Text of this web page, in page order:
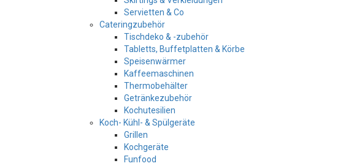
Servietten & Co
Cateringzubehör
Tischdeko & -zubehör
Tabletts, Buffetplatten & Körbe
Speisenwärmer
Kaffeemaschinen
Thermobehälter
Getränkezubehör
Kochutesilien
Koch- Kühl- & Spülgeräte
Grillen
Kochgeräte
Funfood